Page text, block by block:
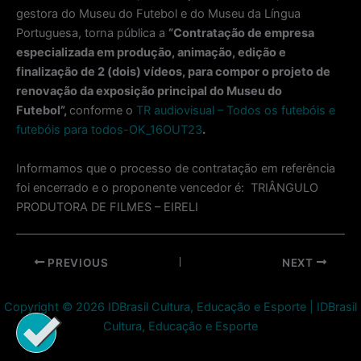
gestora do Museu do Futebol e do Museu da Língua
Portuguesa, torna pública a “Contratação de empresa
especializada em produção, animação, edição e
finalização de 2 (dois) vídeos, para compor o projeto de
renovação da exposição principal do Museu do
Futebol”, conforme o TR audiovisual – Todos os futebóis e
futebóis para todos-OK_16OUT23.
Informamos que o processo de contratação em referência
foi encerrado e o proponente vencedor é: TRIÂNGULO
PRODUTORA DE FILMES – EIRELI
Post
PREVIOUS NEXT
Copyright © 2026 IDBrasil Cultura, Educação e Esporte | IDBrasil
Cultura, Educação e Esporte